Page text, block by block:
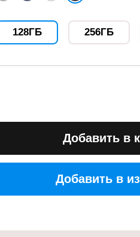
Добавить в
Добавить в
Добавить в
128ГБ 256ГБ